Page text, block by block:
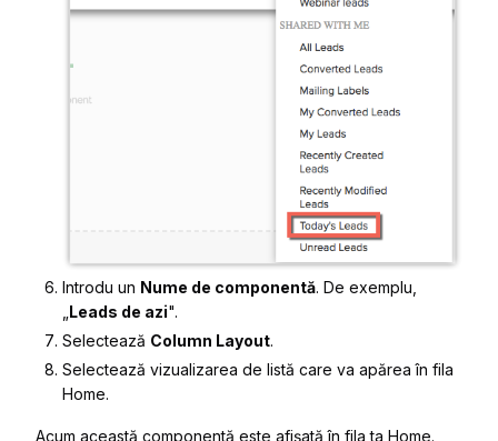
Introdu un Nume de componentă. De exemplu,
Leads de azi".
Selectează Column Layout.
Selectează vizualizarea de listă care va apărea în fila
Home.
Acum această componentă este afișată în fila ta Home.